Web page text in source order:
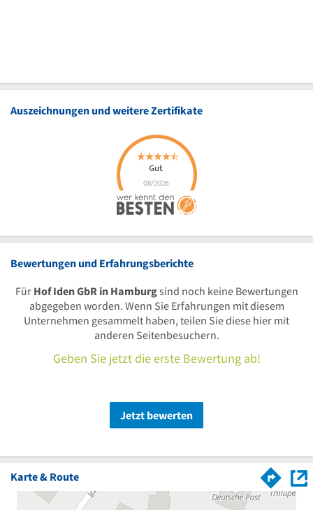
Auszeichnungen und weitere Zertifikate
Bewertungen und Erfahrungsberichte
Für Hof Iden GbR in Hamburgsind noch keine Bewertungen
abgegeben worden. Wenn Sie Erfahrungen mit diesem
Unternehmen gesammelt haben, teilen Sie diese hier mit
anderen Seitenbesuchern.
Geben Sie jetzt die erste Bewertung ab!
Jetzt bewerten
Karte & Route